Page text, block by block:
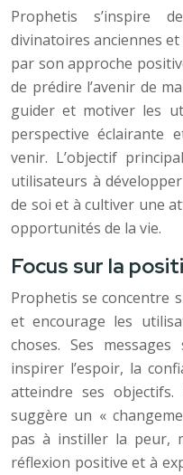
Prophetis s’inspire
divinatoires anciennes
par son approche
de prédire l’avenir de
guider et motiver les
perspective éclairante
venir. L’objectif
utilisateurs à
de soi et à cultiver une
opportunités de la vie.
Focus sur la
Prophetis se concentre
et encourage les
choses. Ses
inspirer l’espoir, la
atteindre ses
suggère un «
pas à instiller la peur,
réflexion positive et à